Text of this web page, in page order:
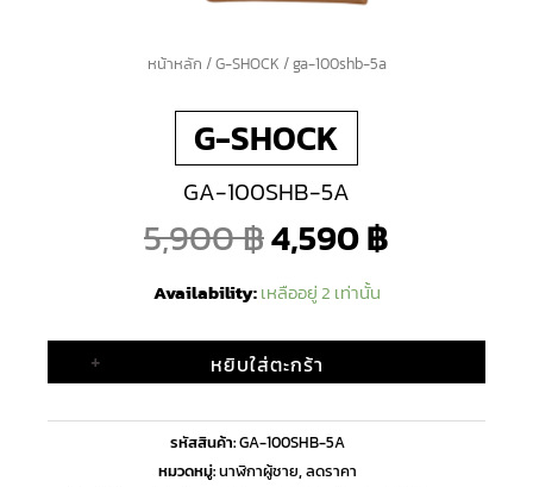
หน้าหลัก /G-SHOCK / ga-100shb-5a
G-SHOCK
GA-100SHB-5A
5,900฿
Original
price
was:
5,900 ฿.
4,590฿
Availability: เหลืออยู่ 2 เท่านั้น
+ หยิบใส่ตะกร้า
รหัสสินค้า:GA-100SHB-5A
หมวดหมู่:นาฬิกาผู้ชาย,ลดราคา